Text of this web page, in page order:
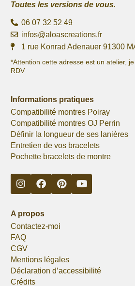
Toutes les versions de vous.
06 07 32 52 49
infos@aloascreations.fr
1 rue Konrad Adenauer 91300
*Attention cette adresse est un atelier,
RDV
Informations pratiques
Compatibilité montres Poiray
Compatibilité montres OJ Perrin
Définir la longueur de ses lanières
Entretien de vos bracelets
Pochette bracelets de montre
A propos
Contactez-moi
FAQ
CGV
Mentions légales
Déclaration d’accessibilité
Crédits